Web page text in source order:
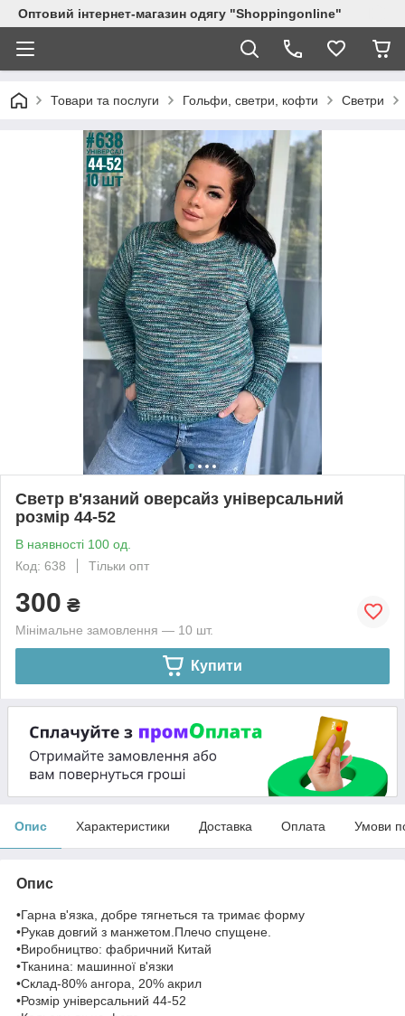
Оптовий інтернет-магазин одягу "Shoppingonline"
Товари та послуги Гольфи, светри, кофти Светри
Светр в'язаний оверсайз універсальний
розмір 44-52
В наявності 100 од.
Код: 638
Тільки опт
300 ₴
Мінімальне замовлення — 10 шт.
Купити
Опис Характеристики Доставка Оплата Умови
Опис
•Гарна в'язка, добре тягнеться та тримає форму
•Рукав довгий з манжетом.Плечо спущене.
•Виробництво: фабричний Китай
•Тканина: машинної в'язки
•Склад-80% ангора, 20% акрил
•Розмір універсальний 44-52